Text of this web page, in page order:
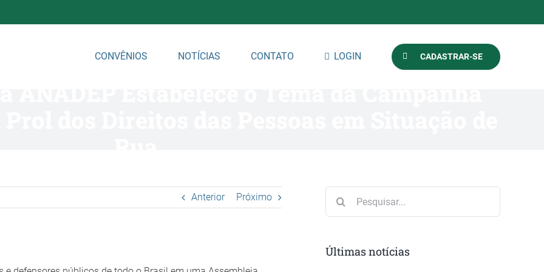
CONVÊNIOS NOTÍCIAS CONTATO LOGIN CADASTRAR-SE
Anterior Próximo
Últimas notícias